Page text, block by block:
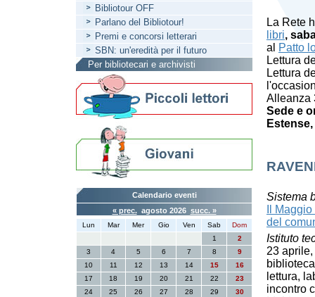
La Rete
libri,
al
Patto
Lettura
Lettura
Alleanza
Sede e
Sistema
Il
del
Istituto
23
lettura,
incontro
Bibliotour OFF
Parlano del Bibliotour!
Premi e concorsi letterari
SBN: un'eredità per il futuro
Per bibliotecari e archivisti
Calendario eventi
« prec.agosto 2026 succ. »
Lun Mar Mer Gio Ven Sab
Dom
1
2
3
4 5 6 7 8
9
10
11 12 13 14 15
16
17
18 19 20 21 22
23
24
25 26 27 28 29
30